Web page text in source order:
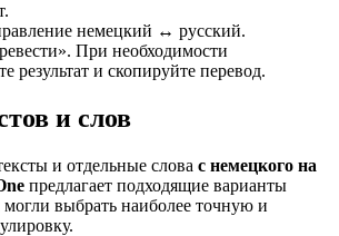
немецкий ↔ русский.
При необходимости
результат и скопируйте перевод.
и слов
и отдельные слова с немецкого на
предлагает подходящие варианты
выбрать наиболее точную и